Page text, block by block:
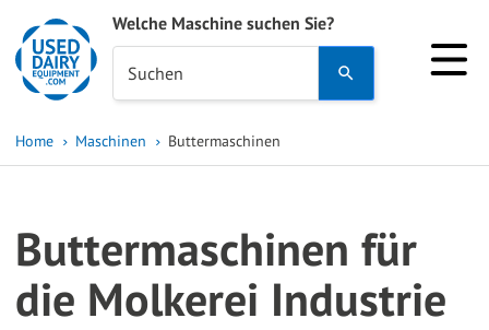
Welche Maschine suchen Sie?
Suchen
and
to
a
Home Maschinen Buttermaschinen
Buttermaschinen für
die Molkerei Industrie